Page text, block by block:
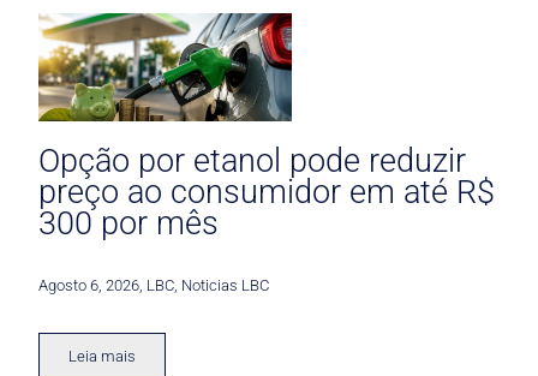
Opção por etanol pode reduzir
preço ao consumidor em até R$
300 por mês
Agosto 6, 2026 LBC Noticias LBC
Leia mais